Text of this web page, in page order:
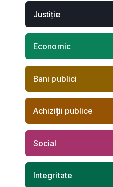
Justiţie
Economic
Bani publici
Achiziţii publice
Social
Integritate